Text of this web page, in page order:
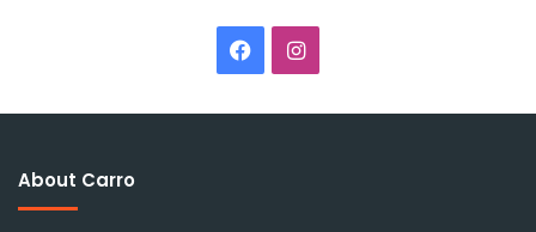
FacebookInstagram
About Carro